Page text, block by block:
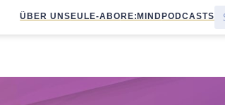
ÜBER UNS EULE-ABO RE:MIND PODCASTS